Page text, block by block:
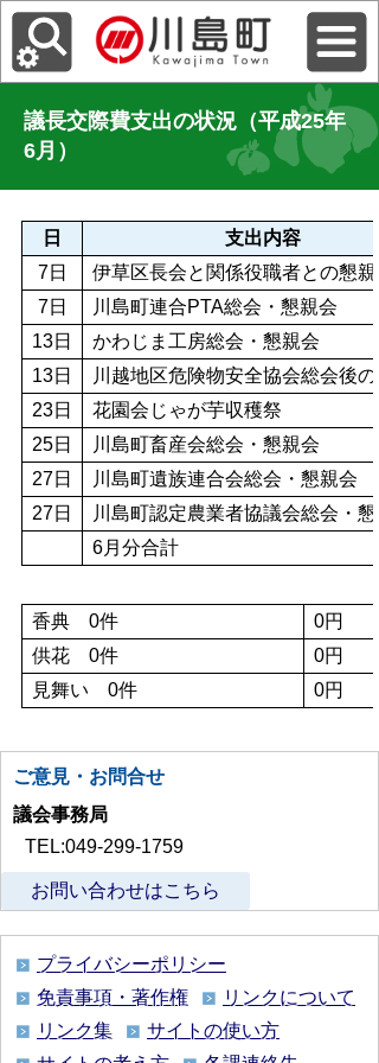
議長交際費支出の状況（平成25年
6月）
日
支出内容
7日
伊草区長会と関係役職者との懇親
7日
川島町連合PTA総会・懇親会
13日
かわじま工房総会・懇親会
13日
川越地区危険物安全協会総会後の
23日
花園会じゃが芋収穫祭
25日
川島町畜産会総会・懇親会
27日
川島町遺族連合会総会・懇親会
27日
川島町認定農業者協議会総会・懇
6月分合計
香典 0件
0円
供花 0件
0円
見舞い 0件
0円
ご意見・お問合せ
議会事務局
TEL:049-299-1759
お問い合わせはこちら
プライバシーポリシー
免責事項・著作権
リンクについて
リンク集
サイトの使い方